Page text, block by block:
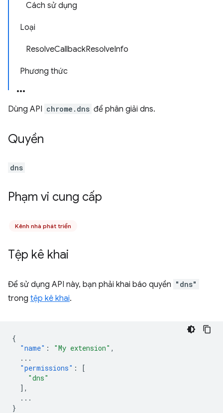
Cách sử dụng
Loại
ResolveCallbackResolveInfo
Phương thức
Dùng API chrome.dns để phân giải dns.
Quyền
dns
Phạm vi cung cấp
Kênh nhà phát triển
Tệp kê khai
Để sử dụng API này, bạn phải khai báo quyền "dns"
trong tệp kê khai.
{
"name" : "My extension" ,
...
"permissions" :
[
"dns"
],
...
}